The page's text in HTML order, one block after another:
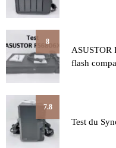
8
ASUSTOR
flash
7.8
Test du